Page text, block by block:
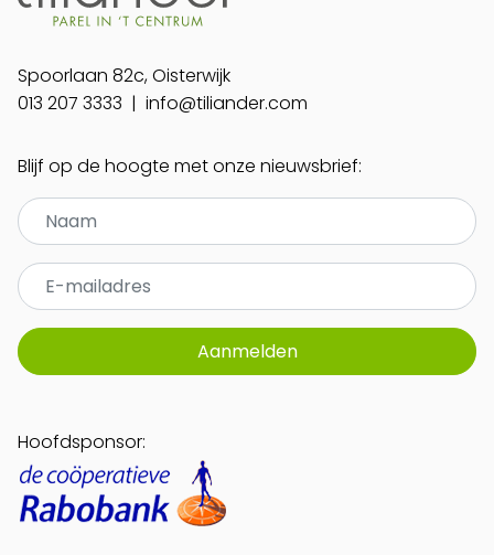
Spoorlaan 82c, Oisterwijk
013 207 3333 | info@tiliander.com
Blijf op de hoogte met onze nieuwsbrief:
Aanmelden
Hoofdsponsor: